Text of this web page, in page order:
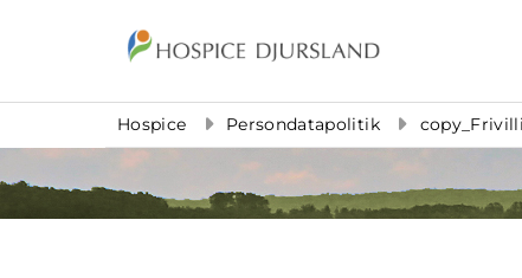
Gå til indhold
Hospice Persondatapolitik